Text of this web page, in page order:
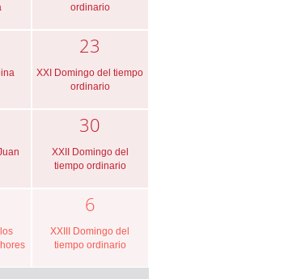
ordinario
23
XXI Domingo del tiempo
ordinario
30
XXII Domingo del
tiempo ordinario
6
XXIII Domingo del
tiempo ordinario